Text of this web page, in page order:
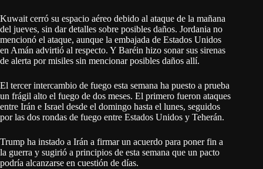
Kuwait cerró su espacio aéreo debido al ataque de la mañana
del jueves, sin dar detalles sobre posibles daños. Jordania no
mencionó el ataque, aunque la embajada de Estados Unidos
en Amán advirtió al respecto. Y Baréin hizo sonar sus sirenas
de alerta por misiles sin mencionar posibles daños allí.
El tercer intercambio de fuego esta semana ha puesto a prueba
un frágil alto el fuego de dos meses. El primero fueron ataques
entre Irán e Israel desde el domingo hasta el lunes, seguidos
por las dos rondas de fuego entre Estados Unidos y Teherán.
Trump ha instado a Irán a firmar un acuerdo para poner fin a
la guerra y sugirió a principios de esta semana que un pacto
podría alcanzarse en cuestión de días.